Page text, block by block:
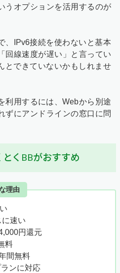
うオプションを活用するのが
、IPv6接続を使わないと基本
回線速度が遅い」と言ってい
とできていないかもしれませ
利用するには、Webから別途
ずにアンドラインの窓口に問
くBBがおすすめ
理由
速い
円還元
料
間無料
ンに対応